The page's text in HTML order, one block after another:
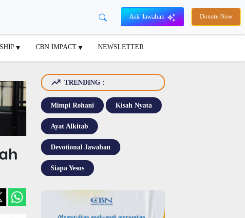
Ask Jawaban Donate Now
CBN IMPACT NEWSLETTER
TRENDING :
Mimpi Rohani Kisah Nyata
Ayat Alkitab
Devotional Jawaban
Siapa Yesus